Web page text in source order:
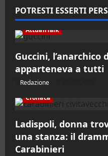
POTRESTI ESSERTI
AttualiTalk
Guccini, l’anarchico
apparteneva a tutti
Redazione
Cronaca
Ladispoli, donna
una stanza: il
Carabinieri